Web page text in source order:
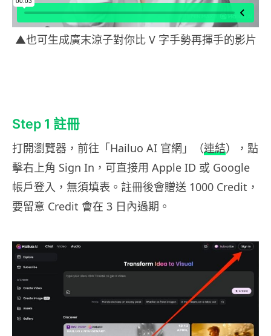
▲也可生成廣末涼子對你比 V 字手勢再揮手的影片
Step 1 註冊
打開瀏覽器，前往「Hailuo AI 官網」（連結），點
擊右上角 Sign In，可直接用 Apple ID 或 Google
帳戶登入，無須填表。註冊後會贈送 1000 Credit，
要留意 Credit 會在 3 日內過期。